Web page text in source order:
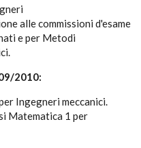
alle commissioni d'esame
e per Metodi
2010:
Ingegneri meccanici.
Matematica 1 per